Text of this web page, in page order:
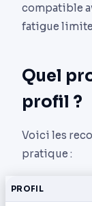
compatible
fatigue
Quel
profil ?
Voici les
pratique :
PROFIL